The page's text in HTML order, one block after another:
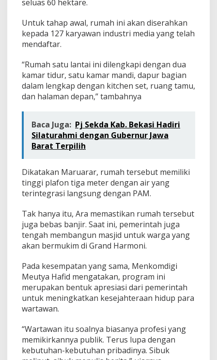
seluas 60 hektare.
Untuk tahap awal, rumah ini akan diserahkan
kepada 127 karyawan industri media yang telah
mendaftar.
“Rumah satu lantai ini dilengkapi dengan dua
kamar tidur, satu kamar mandi, dapur bagian
dalam lengkap dengan kitchen set, ruang tamu,
dan halaman depan,” tambahnya
Baca Juga: Pj Sekda Kab. Bekasi Hadiri
Silaturahmi dengan Gubernur Jawa
Barat Terpilih
Dikatakan Maruarar, rumah tersebut memiliki
tinggi plafon tiga meter dengan air yang
terintegrasi langsung dengan PAM.
Tak hanya itu, Ara memastikan rumah tersebut
juga bebas banjir. Saat ini, pemerintah juga
tengah membangun masjid untuk warga yang
akan bermukim di Grand Harmoni.
Pada kesempatan yang sama, Menkomdigi
Meutya Hafid mengatakan, program ini
merupakan bentuk apresiasi dari pemerintah
untuk meningkatkan kesejahteraan hidup para
wartawan.
“Wartawan itu soalnya biasanya profesi yang
memikirkannya publik. Terus lupa dengan
kebutuhan-kebutuhan pribadinya. Sibuk